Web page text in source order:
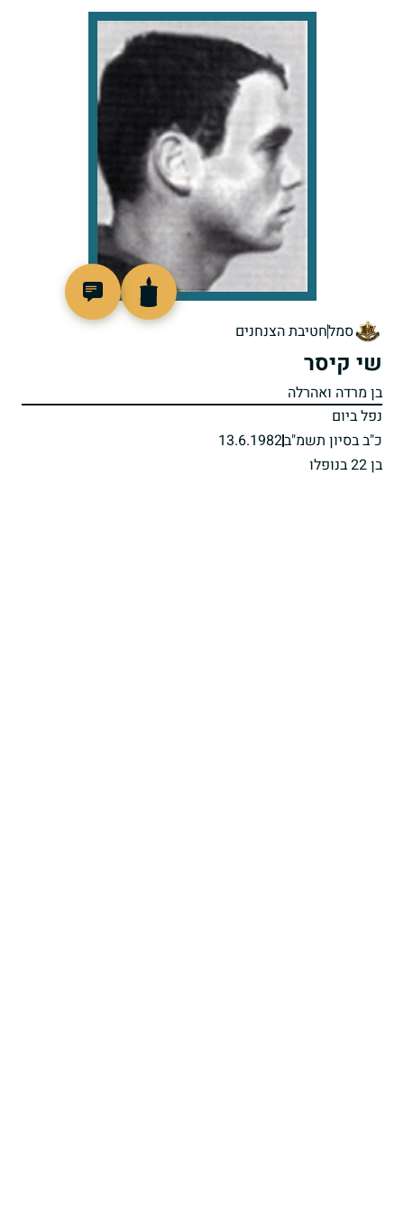
סמלחטיבת הצנחנים
שי קיסר
בן מרדה ואהרלה
נפל ביום
כ"ב בסיון תשמ"ב13.6.1982
בן 22 בנופלו